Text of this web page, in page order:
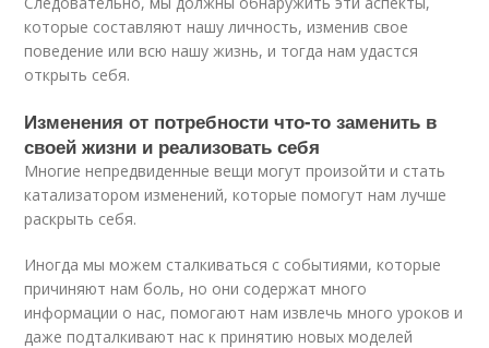
которые составляют нашу личность, изменив свое
поведение или всю нашу жизнь, и тогда нам удастся
открыть себя.
Изменения от потребности что-то заменить в
своей жизни и реализовать себя
Многие непредвиденные вещи могут произойти и стать
катализатором изменений, которые помогут нам лучше
раскрыть себя.
Иногда мы можем сталкиваться с событиями, которые
причиняют нам боль, но они содержат много
информации о нас, помогают нам извлечь много уроков и
даже подталкивают нас к принятию новых моделей